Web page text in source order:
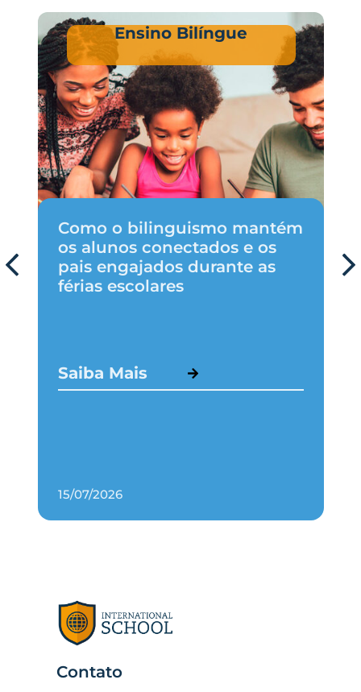
Ensino Bilíngue
Como o bilinguismo mantém
os alunos conectados e os
pais engajados durante as
férias escolares
Saiba Mais
15/07/2026
Contato